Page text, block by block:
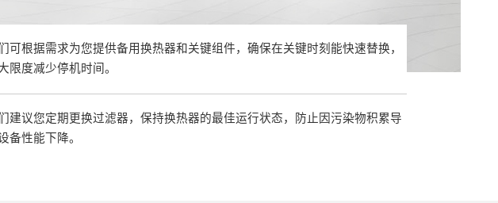
可根据需求为您提供备用换热器和关键组件，确保在关键时刻能快速替换，
限度减少停机时间。
建议您定期更换过滤器，保持换热器的最佳运行状态，防止因污染物积累导
备性能下降。